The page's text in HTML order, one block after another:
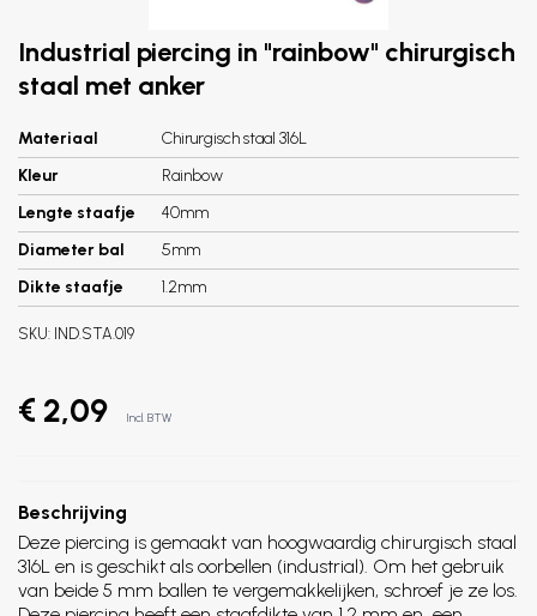
Industrial piercing in "rainbow" chirurgisch
staal met anker
Materiaal
Chirurgisch staal 316L
Kleur
Rainbow
Lengte staafje
40mm
Diameter bal
5mm
Dikte staafje
1.2mm
SKU: IND.STA.019
€ 2,09 Incl. BTW
Beschrijving
Deze piercing is gemaakt van hoogwaardig chirurgisch staal
316L en is geschikt als oorbellen (industrial). Om het gebruik
van beide 5 mm ballen te vergemakkelijken, schroef je ze los.